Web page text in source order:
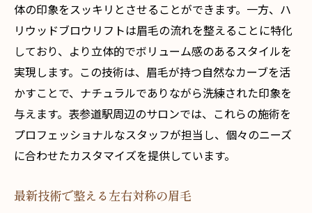
体の印象をスッキリとさせることができます。一方、ハ
リウッドブロウリフトは眉毛の流れを整えることに特化
しており、より立体的でボリューム感のあるスタイルを
実現します。この技術は、眉毛が持つ自然なカーブを活
かすことで、ナチュラルでありながら洗練された印象を
与えます。表参道駅周辺のサロンでは、これらの施術を
プロフェッショナルなスタッフが担当し、個々のニーズ
に合わせたカスタマイズを提供しています。
最新技術で整える左右対称の眉毛